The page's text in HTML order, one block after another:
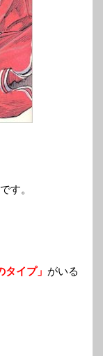
す。
タイプ」 がいる